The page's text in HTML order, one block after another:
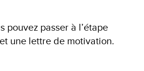
passer à l’étape
une lettre de motivation.